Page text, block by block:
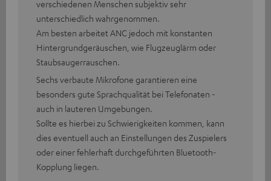
verschiedenen Menschen subjektiv sehr
unterschiedlich wahrgenommen.
Am besten arbeitet ANC jedoch mit konstanten
Hintergrundgeräuschen, wie Flugzeuglärm oder
Staubsaugerrauschen.
Sechs verbaute Mikrofone garantieren eine
besonders gute Sprachqualität bei Telefonaten -
auch in lauteren Umgebungen.
Sollte es hierbei zu Schwierigkeiten kommen, kann
dies eventuell auch an Einstellungen des Zuspielers
oder einer fehlerhaft durchgeführten Bluetooth-
Kopplung liegen.